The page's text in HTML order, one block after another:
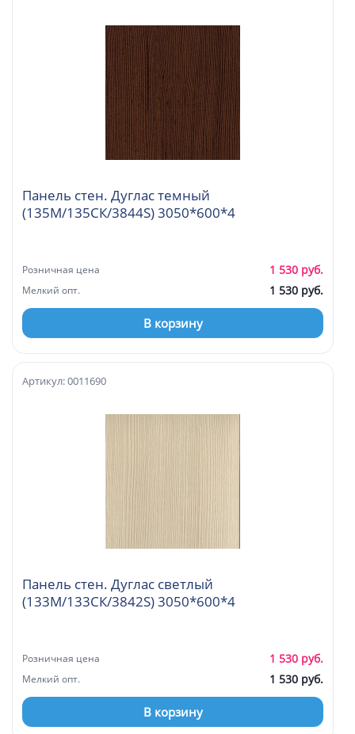
Панель стен. Дуглас темный
(135М/135СК/3844S) 3050*600*4
Розничная цена 1 530 руб.
Мелкий опт. 1 530 руб.
В корзину
Панель стен. Дуглас светлый
(133М/133СК/3842S) 3050*600*4
Артикул: 0011690
Розничная цена 1 530 руб.
Мелкий опт. 1 530 руб.
В корзину